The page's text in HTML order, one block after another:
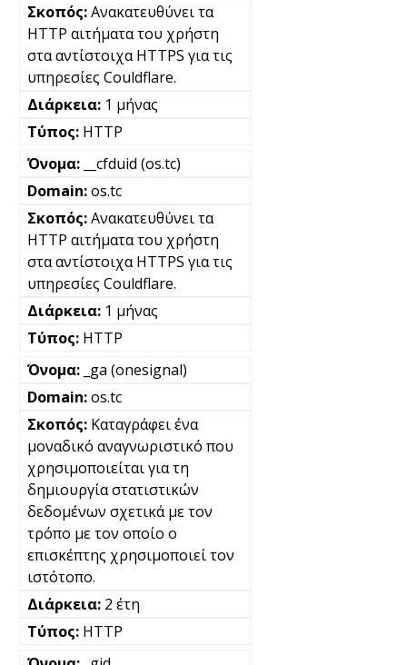
Ανακατευθύνει τα
HTTP αιτήματα του χρήστη
στα αντίστοιχα HTTPS για τις
υπηρεσίες Couldflare.
1 μήνας
HTTP
__cfduid (os.tc)
os.tc
Ανακατευθύνει τα
HTTP αιτήματα του χρήστη
στα αντίστοιχα HTTPS για τις
υπηρεσίες Couldflare.
1 μήνας
HTTP
_ga (onesignal)
os.tc
Καταγράφει ένα
μοναδικό αναγνωριστικό που
χρησιμοποιείται για τη
δημιουργία στατιστικών
δεδομένων σχετικά με τον
τρόπο με τον οποίο ο
επισκέπτης χρησιμοποιεί τον
ιστότοπο.
2 έτη
HTTP